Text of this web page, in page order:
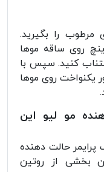
مرطوب را بگیرید.
را حدودا از فاصله 6 تا 8 اینچ روی ساقه موها
کنید. سپس با
یکنواخت روی موها
مو لیو این
حالت دهنده
بخشی از روتین